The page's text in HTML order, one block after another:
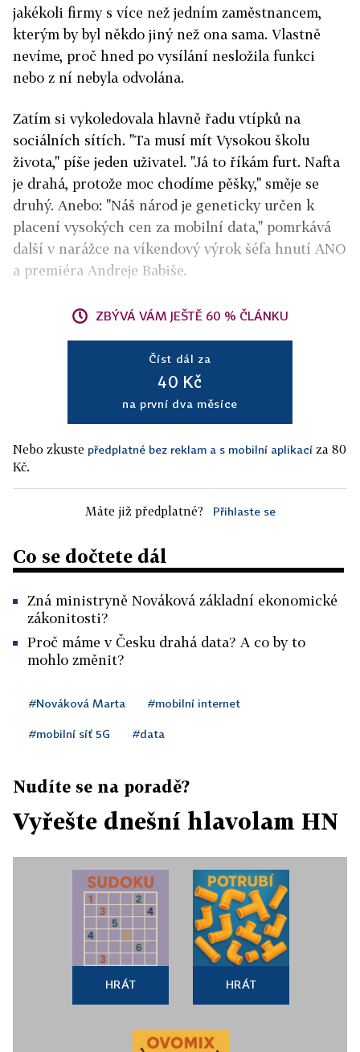
jakékoli firmy s více než jedním zaměstnancem,
kterým by byl někdo jiný než ona sama. Vlastně
nevíme, proč hned po vysílání nesložila funkci
nebo z ní nebyla odvolána.
Zatím si vykoledovala hlavně řadu vtípků na
sociálních sítích. "Ta musí mít Vysokou školu
života," píše jeden uživatel. "Já to říkám furt. Nafta
je drahá, protože moc chodíme pěšky," směje se
druhý. Anebo: "Náš národ je geneticky určen k
placení vysokých cen za mobilní data," pomrkává
další v narážce na víkendový výrok šéfa hnutí ANO
a premiéra Andreje Babiše.
ZBÝVÁ VÁM JEŠTĚ 60 % ČLÁNKU
Číst dál za
40 Kč
na první dva měsíce
Nebo zkuste předplatné bez reklam a s mobilní aplikací za 80
Kč.
Máte již předplatné? Přihlaste se
Co se dočtete dál
Zná ministryně Nováková základní ekonomické
zákonitosti?
Proč máme v Česku drahá data? A co by to
mohlo změnit?
#Nováková Marta #mobilní internet
#mobilní síť 5G #data
Nudíte se na poradě?
Vyřešte dnešní hlavolam HN
HRÁT HRÁT